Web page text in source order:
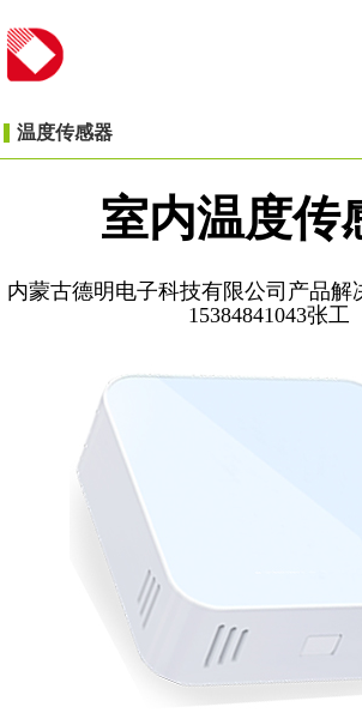
温度传感器
室内温度传
内蒙古德明电子科技有限公司产品解
15384841043张工